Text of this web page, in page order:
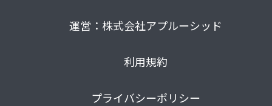
運営：株式会社アプルーシッド
利用規約
プライバシーポリシー